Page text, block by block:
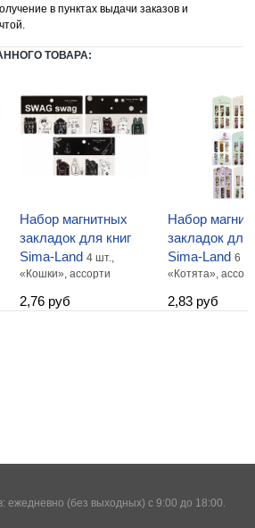
в пунктах выдачи заказов и
ТОВАРА:
Набор магнитных
закладок для книг
Sima-Land 4 шт.,
«Кошки», ассорти
2,76 руб
Набор
закладок для
Sima-Land 6
«Котята»,
2,83 руб
ежедневно (без выходных) с 9:00 до 18:00.